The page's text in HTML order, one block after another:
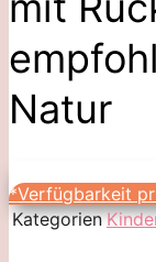
Natur
*Verfügbarkeit
Kategorien